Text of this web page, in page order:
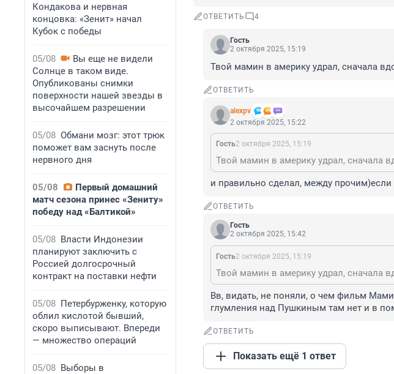
Кондакова и нервная
концовка: «Зенит» начал
Кубок с победы
05/08
Вы еще не видели
Солнце в таком виде.
Опубликованы снимки
поверхности нашей звезды в
высочайшем разрешении
05/08 Обмани мозг: этот трюк
поможет вам заснуть после
нервного дня
05/08
Первый домашний
матч сезона принес «Зениту»
победу над «Балтикой»
05/08 Власти Индонезии
планируют заключить с
Россией долгосрочный
контракт на поставки нефти
05/08 Петербурженку, которую
облил кислотой бывший,
скоро выписывают. Впереди
— множество операций
05/08 Выборы в
ОТВЕТИТЬ 4
Гость
2 октября 2025, 15:19
Твой мамин в америку удрал, сначала
ОТВЕТИТЬ
alexpv
2 октября 2025, 15:22
Гость2 октября 2025, 15:19
Твой мамин в америку удрал, сначала
и правильно сделал, между прочим)если
ОТВЕТИТЬ
Гость
2 октября 2025, 15:42
Гость2 октября 2025, 15:19
Твой мамин в америку удрал, сначала
Вв, видать, не поняли, о чем фильм
глумления над Пушкиным там нет и в
ОТВЕТИТЬ
Показать ещё 1 ответ